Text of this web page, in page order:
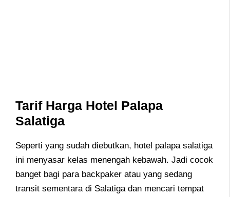
Tarif Harga Hotel Palapa
Salatiga
Seperti yang sudah diebutkan, hotel palapa salatiga
ini menyasar kelas menengah kebawah. Jadi cocok
banget bagi para backpaker atau yang sedang
transit sementara di Salatiga dan mencari tempat